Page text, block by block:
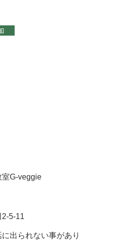
室G-veggie
5-11
出られない事があり